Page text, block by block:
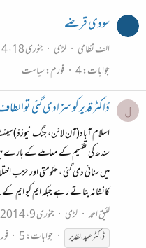
سودی قرضے
الف نظامی لڑی جنوری 18، 2014
جوابات: 4 فورم:سیاست
ل ڈاکٹرقدیرکو سزادی گئی
اسلام آباد(آن لائن، جنگ
سندھ کی تقسیم کے معاملے کے بارے
میں سنائی دی گئی ، حکومتی اور حزب
کانشانہ بناتے رہے جبکہ ایم کیو ایم
لئیق احمد لڑی جنوری 9، 2014
ڈاکٹر عبدالقدیر
جوابات: 5